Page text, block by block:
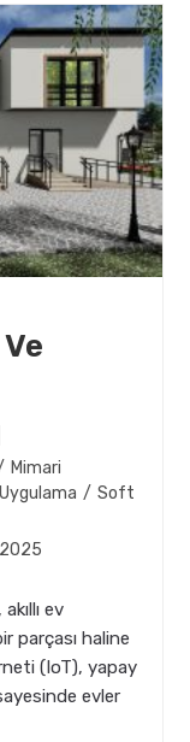
Mimari
/ Soft
ev
parçası haline
(IoT), yapay
evler